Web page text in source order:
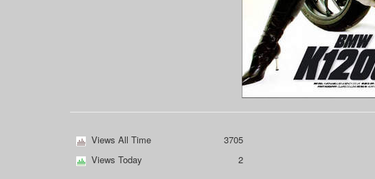
Views All Time
3705
Views Today
2